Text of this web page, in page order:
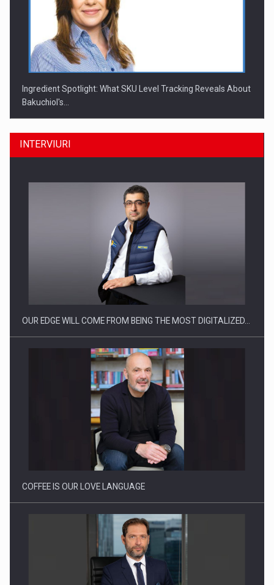
Ingredient Spotlight: What SKU Level Tracking Reveals About
Bakuchiol's…
Producatorii si comerciantii care nu se supun noilor
Proteinmaxxing and the Future of Protein Demand
INTERVIURI
OUR EDGE WILL COME FROM BEING THE MOST DIGITALIZED…
COFFEE IS OUR LOVE LANGUAGE